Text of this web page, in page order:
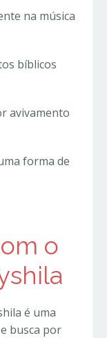
na música
bíblicos
avivamento
forma de
o
é uma
busca por